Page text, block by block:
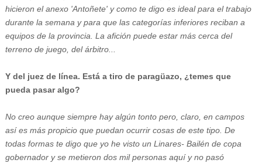
hicieron el anexo 'Antoñete' y como te digo es ideal para el trabajo
durante la semana y para que las categorías inferiores reciban a
equipos de la provincia. La afición puede estar más cerca del
terreno de juego, del árbitro...
Y del juez de línea. Está a tiro de paragüazo, ¿temes que
pueda pasar algo?
No creo aunque siempre hay algún tonto pero, claro, en campos
así es más propicio que puedan ocurrir cosas de este tipo. De
todas formas te digo que yo he visto un Linares- Bailén de copa
gobernador y se metieron dos mil personas aquí y no pasó